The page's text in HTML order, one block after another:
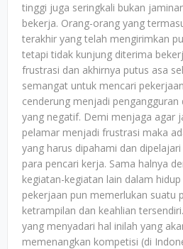
tinggi juga seringkali bukan
bekerja. Orang-orang yang
terakhir yang telah mengirimkan
tetapi tidak kunjung diterima
frustrasi dan akhirnya putus asa
semangat untuk mencari
cenderung menjadi
yang negatif. Demi menjaga agar
pelamar menjadi frustrasi maka
yang harus dipahami dan
para pencari kerja. Sama halnya
kegiatan-kegiatan lain dalam
pekerjaan pun memerlukan suatu
ketrampilan dan keahlian
yang menyadari hal inilah yang
memenangkan kompetisi (di